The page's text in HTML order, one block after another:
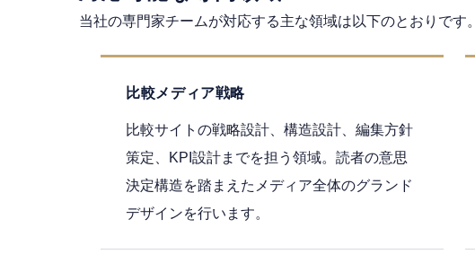
当社の専門家チームが対応する主な領域は以下のとおりです。
比較メディア戦略
比較サイトの戦略設計、構造設計、編集方針
策定、KPI設計までを担う領域。読者の意思
決定構造を踏まえたメディア全体のグランド
デザインを行います。